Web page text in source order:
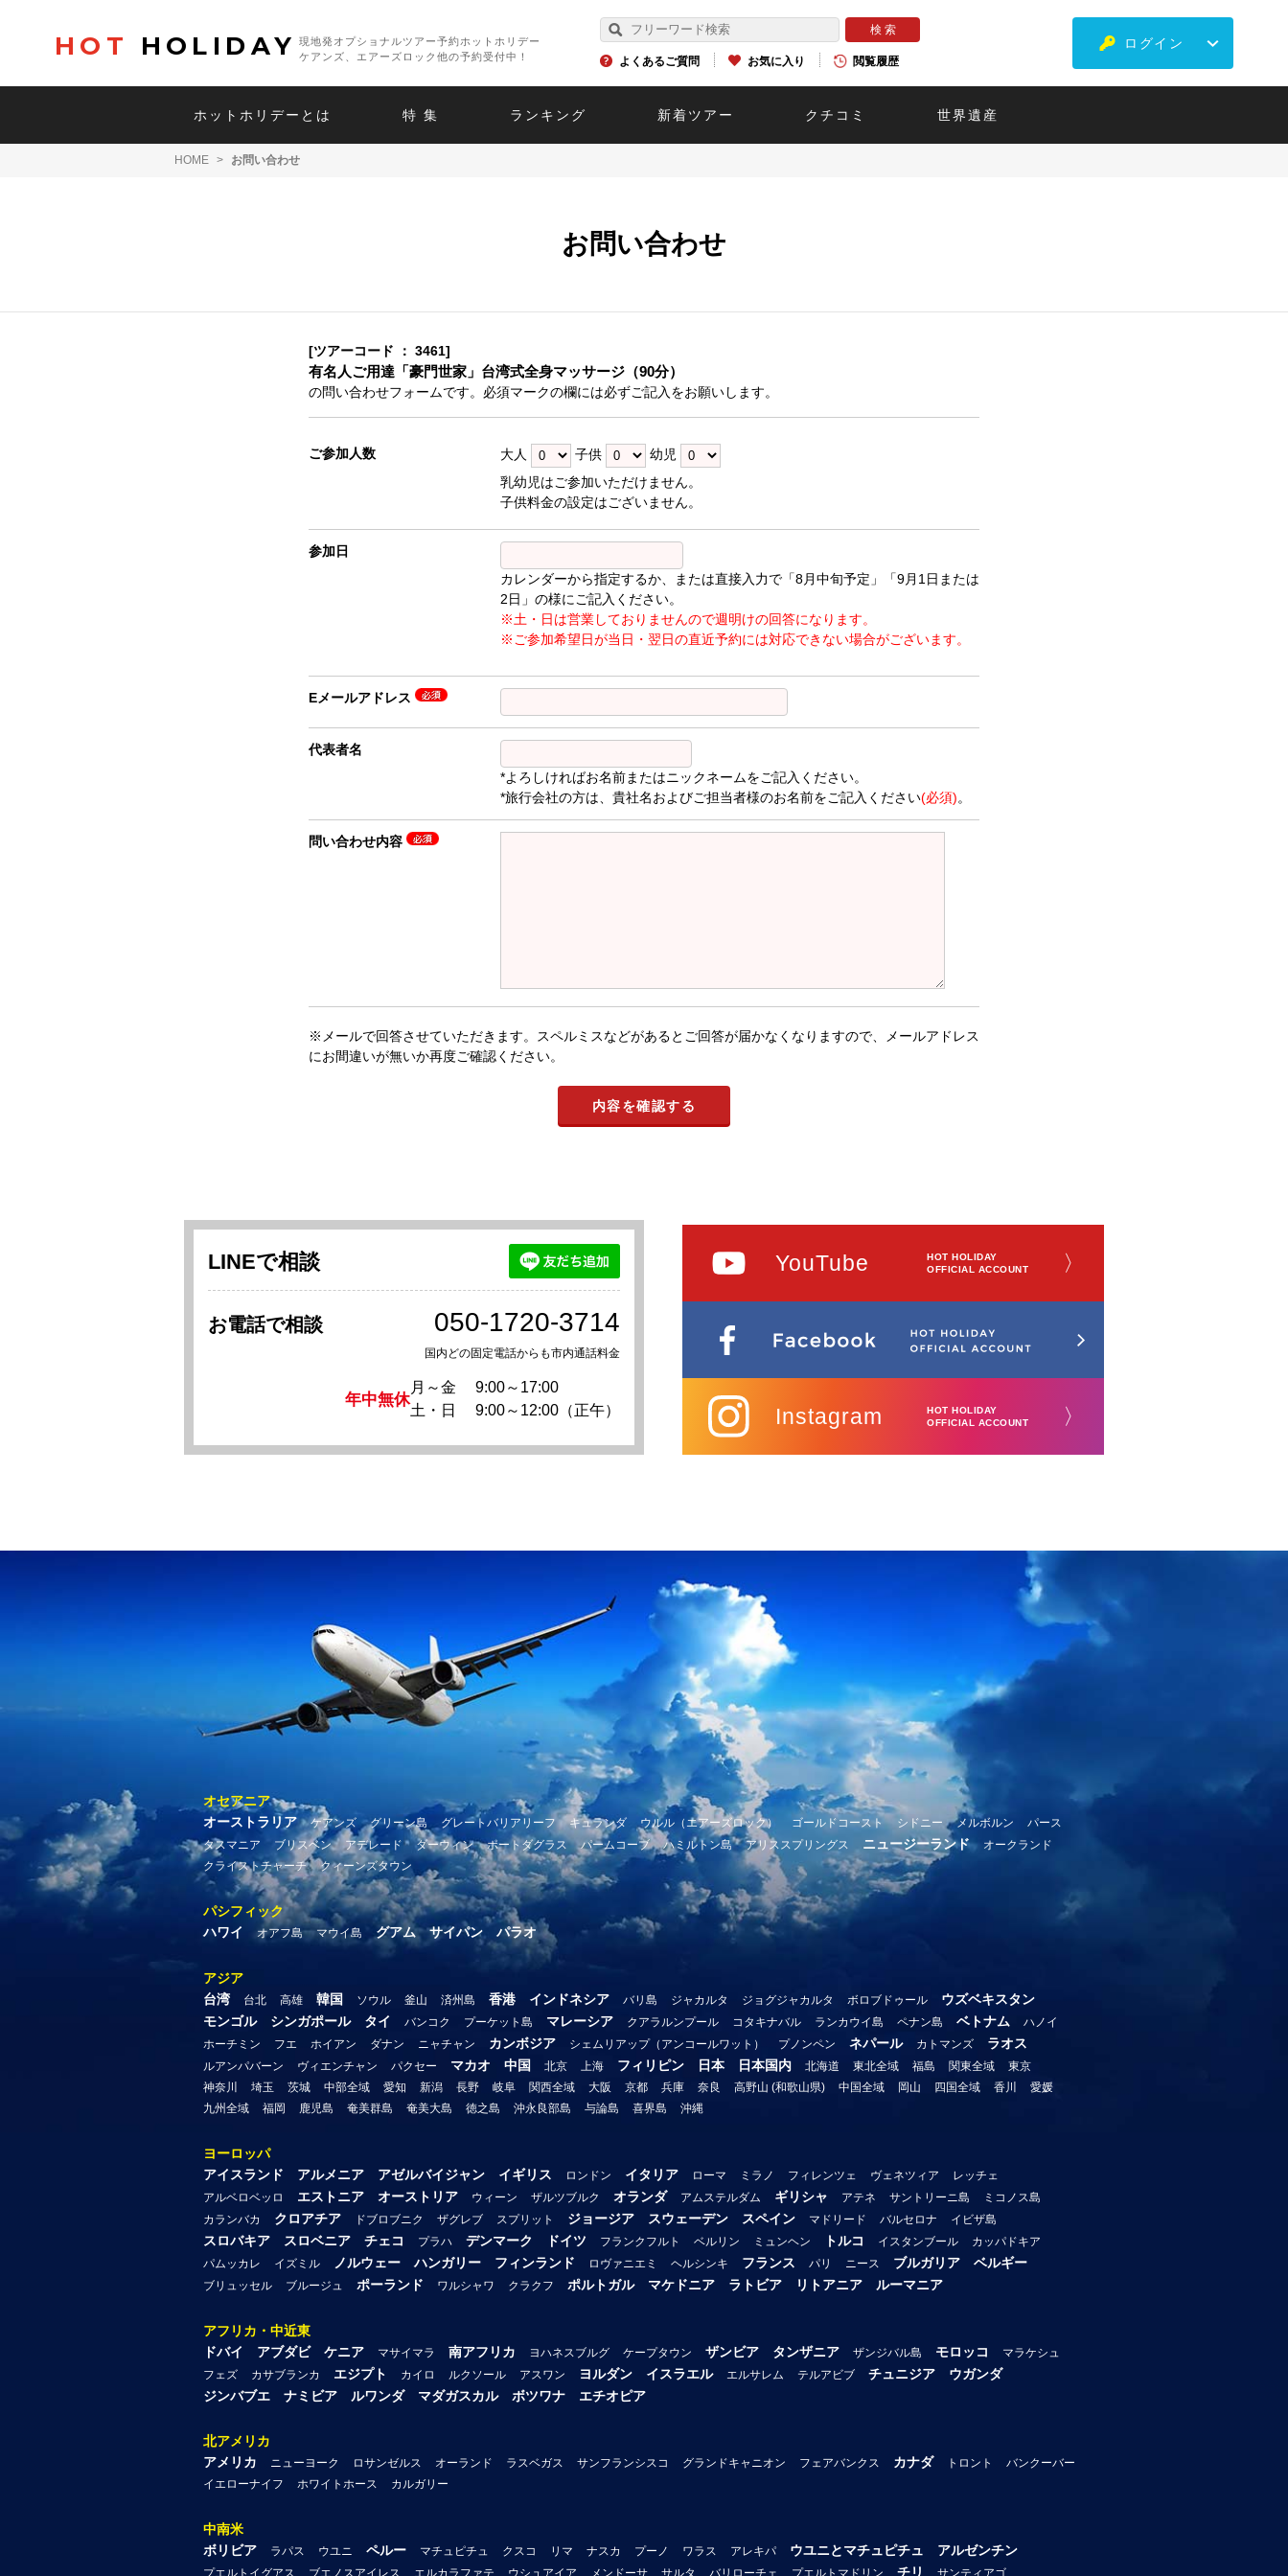
HOT HOLIDAY
現地発オプショナルツアー予約ホットホリデー
ケアンズ、エアーズロック他の予約受付中！
よくあるご質問 お気に入り 閲覧履歴
ログイン
ホットホリデーとは 特 集 ランキング 新着ツアー クチコミ 世界遺産
HOME > お問い合わせ
お問い合わせ
[ツアーコード ： 3461]
有名人ご用達「豪門世家」台湾式全身マッサージ（90分）
の問い合わせフォームです。必須マークの欄には必ずご記入をお願いします。
ご参加人数 大人 子供
幼児
乳幼児はご参加いただけません。
子供料金の設定はございません。
参加日
カレンダーから指定するか、または直接入力で「8月中旬予定」「9月1日または
2日」の様にご記入ください。
※土・日は営業しておりませんので週明けの回答になります。
※ご参加希望日が当日・翌日の直近予約には対応できない場合がございます。
Eメールアドレス
代表者名
*よろしければお名前またはニックネームをご記入ください。
*旅行会社の方は、貴社名およびご担当者様のお名前をご記入ください(必須)。
問い合わせ内容
※メールで回答させていただきます。スペルミスなどがあるとご回答が届かなくなりますので、メールアドレス
にお間違いが無いか再度ご確認ください。
LINEで相談
お電話で相談 050-1720-3714
国内どの固定電話からも市内通話料金
年中無休
月～金
9:00～17:00
土・日
9:00～12:00（正午）
YouTube
HOT HOLIDAY
OFFICIAL ACCOUNT
〉
Instagram
HOT HOLIDAY
OFFICIAL ACCOUNT
〉
オセアニア
オーストラリア
ケアンズ グリーン島 グレートバリアリーフ キュランダ ウルル（エアーズロック） ゴールドコースト シドニー メルボルン
パース
タスマニア
ブリスベン アデレード ダーウィン ポートダグラス パームコーブ ハミルトン島 アリススプリングス ニュージーランド
オークランド
クライストチャーチ
クィーンズタウン
パシフィック
ハワイ
オアフ島 マウイ島 グアム サイパン パラオ
アジア
台湾
台北 高雄 韓国 ソウル 釜山 済州島 香港 インドネシア バリ島 ジャカルタ ジョグジャカルタ ボロブドゥール
ウズベキスタン
モンゴル
シンガポール タイ バンコク プーケット島 マレーシア クアラルンプール コタキナバル ランカウイ島 ペナン島 ベトナム
ハノイ
ホーチミン
フエ ホイアン ダナン ニャチャン カンボジア シェムリアップ（アンコールワット） プノンペン ネパール カトマンズ ラオス
ルアンパバーン ヴィエンチャン パクセー マカオ 中国 北京 上海 フィリピン 日本 日本国内 北海道 東北全域 福島 関東全域
東京
神奈川
埼玉 茨城 中部全域 愛知 新潟 長野 岐阜 関西全域 大阪 京都 兵庫 奈良 高野山 (和歌山県) 中国全域 岡山 四国全域 香川
愛媛
九州全域
福岡 鹿児島 奄美群島 奄美大島 徳之島 沖永良部島 与論島 喜界島 沖縄
ヨーロッパ
アイスランド
アルメニア アゼルバイジャン イギリス ロンドン イタリア ローマ ミラノ フィレンツェ ヴェネツィア
レッチェ
アルベロベッロ
エストニア オーストリア ウィーン ザルツブルク オランダ アムステルダム ギリシャ アテネ サントリーニ島
ミコノス島
カランバカ
クロアチア ドブロブニク ザグレブ スプリット ジョージア スウェーデン スペイン マドリード バルセロナ イビザ島
スロバキア スロベニア チェコ プラハ デンマーク ドイツ フランクフルト ベルリン ミュンヘン トルコ イスタンブール
カッパドキア
パムッカレ
イズミル ノルウェー ハンガリー フィンランド ロヴァニエミ ヘルシンキ フランス パリ ニース ブルガリア ベルギー
ブリュッセル ブルージュ ポーランド ワルシャワ クラクフ ポルトガル マケドニア ラトビア リトアニア ルーマニア
アフリカ・中近東
ドバイ
アブダビ ケニア マサイマラ 南アフリカ ヨハネスブルグ ケープタウン ザンビア タンザニア ザンジバル島 モロッコ
マラケシュ
フェズ
カサブランカ エジプト カイロ ルクソール アスワン ヨルダン イスラエル エルサレム テルアビブ チュニジア
ウガンダ
ジンバブエ
ナミビア ルワンダ マダガスカル ボツワナ エチオピア
北アメリカ
アメリカ
ニューヨーク ロサンゼルス オーランド ラスベガス サンフランシスコ グランドキャニオン フェアバンクス カナダ トロント
バンクーバー
イエローナイフ
ホワイトホース カルガリー
中南米
ボリビア
ラパス ウユニ ペルー マチュピチュ クスコ リマ ナスカ プーノ ワラス アレキパ ウユニとマチュピチュ アルゼンチン
プエルトイグアス ブエノスアイレス エルカラファテ ウシュアイア メンドーサ サルタ バリローチェ プエルトマドリン チリ サンティアゴ